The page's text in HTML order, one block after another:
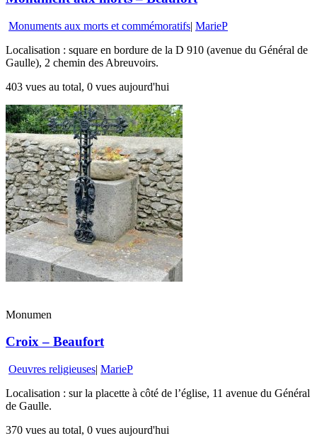
Monuments aux morts et commémoratifs| MarieP
Localisation : square en bordure de la D 910 (avenue du Général de
Gaulle), 2 chemin des Abreuvoirs.
403 vues au total, 0 vues aujourd'hui
Monumen
Croix – Beaufort
Oeuvres religieuses| MarieP
Localisation : sur la placette à côté de l’église, 11 avenue du Général
de Gaulle.
370 vues au total, 0 vues aujourd'hui